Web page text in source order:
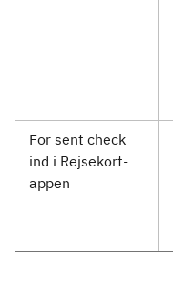
For sent check
ind i Rejsekort-
appen